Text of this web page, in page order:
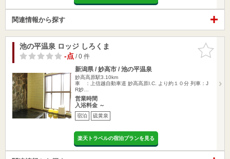
関連情報から探す
お気に入
りに追加
池の平温泉 ロッジ しろくま
-点/ 0 件
新潟県 / 妙高市 / 池の平温泉
妙高高原駅3.10km
車 ：上信越自動車道 妙高高原I.C. より約１０分 列車：J
R妙…
営業時間
入浴料金 ～
宿泊 硫黄泉
楽天トラベルの宿泊プランを見る